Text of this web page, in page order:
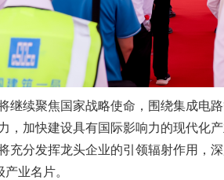
继续聚焦国家战略使命，围绕集成电
，加快建设具有国际影响力的现代化
充分发挥龙头企业的引领辐射作用，
业名片。